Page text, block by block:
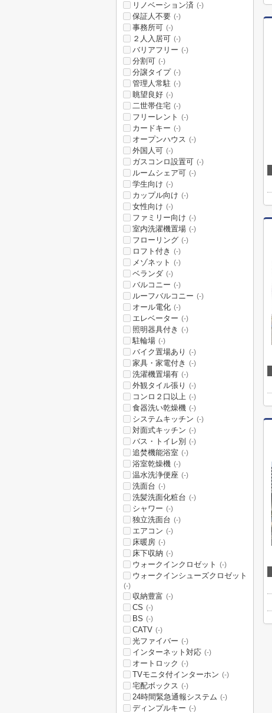
リノベーション済 (-)
保証人不要 (-)
事務所可 (-)
２人入居可 (-)
バリアフリー (-)
分割可 (-)
分譲タイプ (-)
管理人常駐 (-)
眺望良好 (-)
二世帯住宅 (-)
フリーレント (-)
カードキー (-)
オープンハウス (-)
外国人可 (-)
ガスコンロ設置可 (-)
ルームシェア可 (-)
学生向け (-)
カップル向け (-)
女性向け (-)
ファミリー向け (-)
室内洗濯機置場 (-)
フローリング (-)
ロフト付き (-)
メゾネット (-)
ベランダ (-)
バルコニー (-)
ルーフバルコニー (-)
オール電化 (-)
エレベーター (-)
照明器具付き (-)
駐輪場 (-)
バイク置場あり (-)
家具・家電付き (-)
洗濯機置場有 (-)
外観タイル張り (-)
コンロ２口以上 (-)
食器洗い乾燥機 (-)
システムキッチン (-)
対面式キッチン (-)
バス・トイレ別 (-)
追焚機能浴室 (-)
浴室乾燥機 (-)
温水洗浄便座 (-)
洗面台 (-)
洗髪洗面化粧台 (-)
シャワー (-)
独立洗面台 (-)
エアコン (-)
床暖房 (-)
床下収納 (-)
ウォークインクロゼット (-)
ウォークインシューズクロゼット
(-)
収納豊富 (-)
CS (-)
BS (-)
CATV (-)
光ファイバー (-)
インターネット対応 (-)
オートロック (-)
TVモニタ付インターホン (-)
宅配ボックス (-)
24時間緊急通報システム (-)
ディンプルキー (-)